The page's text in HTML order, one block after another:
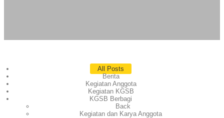
All Posts
Berita
Kegiatan Anggota
Kegiatan KGSB
KGSB Berbagi
Back
Kegiatan dan Karya Anggota